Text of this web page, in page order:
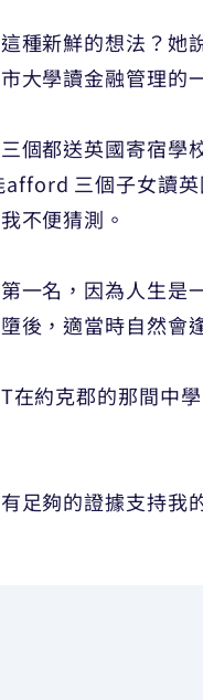
種新鮮的想法？
大學讀金融管理的
個都送英國寄宿學
三個子女讀英
不便猜測。
一名，因為人生是
後，適當時自然會
在約克郡的那間中
足夠的證據支持我